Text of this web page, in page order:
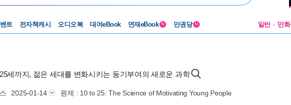
트 전자책캐시 오디오북 대여eBook 연재eBook N 만권당 N 일반 만화
세까지, 젊은 세대를 변화시키는 동기부여의 새로운 과학
2025-01-14 원제 : 10 to 25: The Science of Motivating Young People